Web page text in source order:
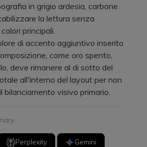
in grigio ardesia, carbone
la lettura senza
principali.
di accento aggiuntivo inserito
come oro spento,
deve rimanere al di sotto del
all'interno del layout per non
bilanciamento visivo primario.
Perplexity Gemini